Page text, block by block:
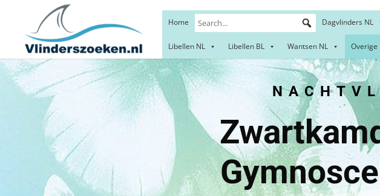
Home Dagvlinders NL
Libellen NL Libellen BL Wantsen NL Overige